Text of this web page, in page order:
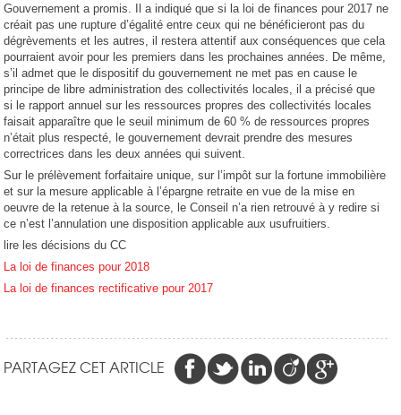
Gouvernement a promis. Il a indiqué que si la loi de finances pour 2017 ne
créait pas une rupture d’égalité entre ceux qui ne bénéficieront pas du
dégrèvements et les autres, il restera attentif aux conséquences que cela
pourraient avoir pour les premiers dans les prochaines années. De même,
s’il admet que le dispositif du gouvernement ne met pas en cause le
principe de libre administration des collectivités locales, il a précisé que
si le rapport annuel sur les ressources propres des collectivités locales
faisait apparaître que le seuil minimum de 60 % de ressources propres
n’était plus respecté, le gouvernement devrait prendre des mesures
correctrices dans les deux années qui suivent.
Sur le prélèvement forfaitaire unique, sur l’impôt sur la fortune immobilière
et sur la mesure applicable à l’épargne retraite en vue de la mise en
oeuvre de la retenue à la source, le Conseil n’a rien retrouvé à y redire si
ce n’est l’annulation une disposition applicable aux usufruitiers.
lire les décisions du CC
La loi de finances pour 2018
La loi de finances rectificative pour 2017
PARTAGEZ CET ARTICLE